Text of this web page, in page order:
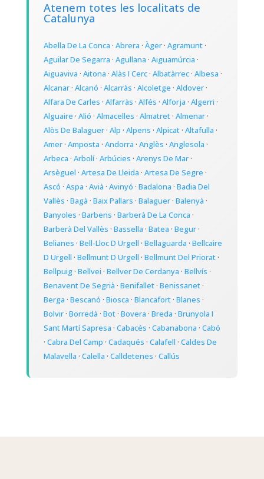
Atenem totes les localitats de
Catalunya
Abella De La Conca · Abrera · Àger· Agramunt·
Aguilar De Segarra · Agullana · Aiguamúrcia ·
Aiguaviva · Aitona · Alàs I Cerc· Albatàrrec· Albesa ·
Alcanar· Alcanó · Alcarràs · Alcoletge · Aldover·
Alfara De Carles · Alfarràs · Alfés · Alforja · Algerri ·
Alguaire · Alió · Almacelles · Almatret· Almenar·
Alòs De Balaguer· Alp · Alpens · Alpicat· Altafulla ·
Amer· Amposta · Andorra · Anglès · Anglesola ·
Arbeca · Arbolí· Arbúcies · Arenys De Mar·
Arsèguel · Artesa De Lleida · Artesa De Segre ·
Ascó · Aspa · Avià · Avinyó · Badalona · Badia Del
Vallès · Bagà · Baix Pallars · Balaguer· Balenyà ·
Banyoles · Barbens · Barberà De La Conca ·
Barberà Del Vallès · Bassella · Batea · Begur·
Belianes · Bell-Lloc D Urgell · Bellaguarda · Bellcaire
D Urgell · Bellmunt D Urgell · Bellmunt Del Priorat·
Bellpuig· Bellvei · Bellver De Cerdanya · Bellvís ·
Benavent De Segrià · Benifallet· Benissanet·
Berga · Bescanó · Biosca · Blancafort· Blanes ·
Bolvir· Borredà · Bot· Bovera · Breda · Brunyola I
Sant Martí Sapresa · Cabacés · Cabanabona · Cabó
· Cabra Del Camp · Cadaqués · Calafell · Caldes De
Malavella · Calella · Calldetenes · Callús